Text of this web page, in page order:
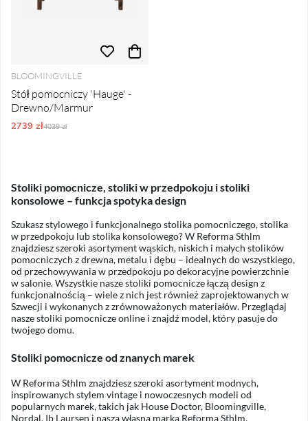
BLOOMINGVILLE
Stół pomocniczy 'Hauge' -
Drewno/Marmur
2739 złOrdynarne ceny:
4039 zł
Stoliki pomocnicze, stoliki w przedpokoju i stoliki
konsolowe – funkcja spotyka design
Szukasz stylowego i funkcjonalnego stolika pomocniczego, stolika
w przedpokoju lub stolika konsolowego? W Reforma Sthlm
znajdziesz szeroki asortyment wąskich, niskich i małych stolików
pomocniczych z drewna, metalu i dębu – idealnych do wszystkiego,
od przechowywania w przedpokoju po dekoracyjne powierzchnie
w salonie. Wszystkie nasze stoliki pomocnicze łączą design z
funkcjonalnością – wiele z nich jest również zaprojektowanych w
Szwecji i wykonanych z zrównoważonych materiałów. Przeglądaj
nasze stoliki pomocnicze online i znajdź model, który pasuje do
twojego domu.
Stoliki pomocnicze od znanych marek
W Reforma Sthlm znajdziesz szeroki asortyment modnych,
inspirowanych stylem vintage i nowoczesnych modeli od
popularnych marek, takich jak House Doctor, Bloomingville,
Nordal, Ib Laursen i nasza własna marka Reforma Sthlm.